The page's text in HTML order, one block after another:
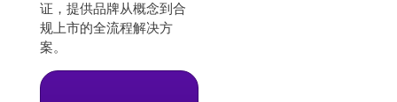
证，提供品牌从概念到合
规上市的全流程解决方
案。